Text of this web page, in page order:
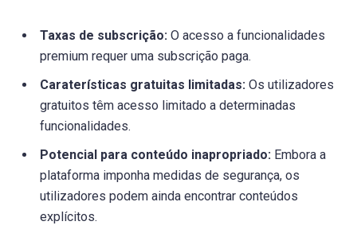
Taxas de subscrição: O acesso a funcionalidades
premium requer uma subscrição paga.
Caraterísticas gratuitas limitadas: Os utilizadores
gratuitos têm acesso limitado a determinadas
funcionalidades.
Potencial para conteúdo inapropriado: Embora a
plataforma imponha medidas de segurança, os
utilizadores podem ainda encontrar conteúdos
explícitos.